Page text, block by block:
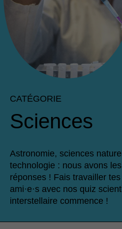
CATÉGORIE
Sciences
Astronomie, sciences
technologie : nous avons
réponses ! Fais travailler
ami·e·s avec nos quiz
interstellaire commence !